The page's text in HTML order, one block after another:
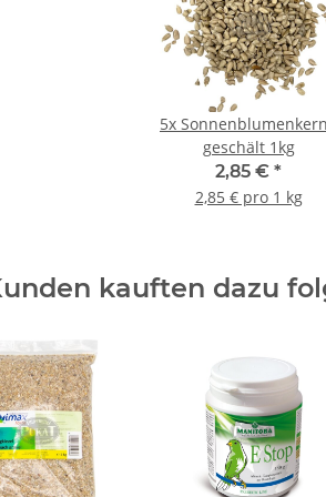
5x
geschält 1kg
2,85 € *
2,85 € pro 1 kg
kauften dazu